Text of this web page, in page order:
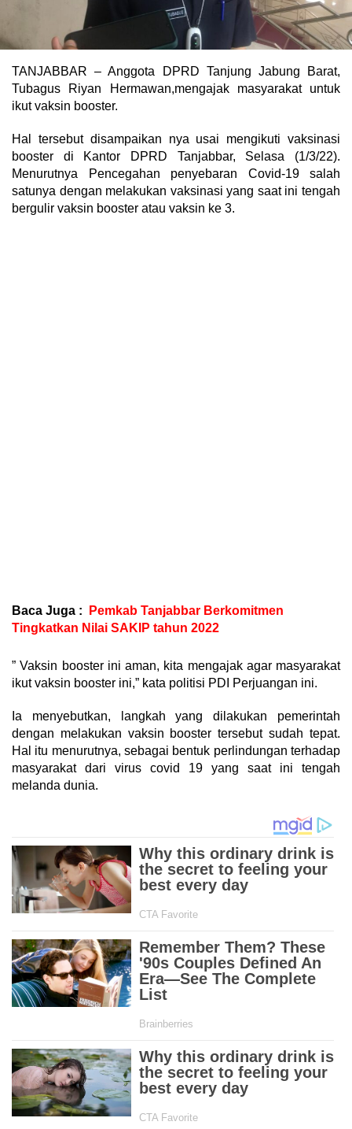
TANJABBAR – Anggota DPRD Tanjung Jabung Barat,
Tubagus Riyan Hermawan,mengajak masyarakat untuk
ikut vaksin booster.
Hal tersebut disampaikan nya usai mengikuti vaksinasi
booster di Kantor DPRD Tanjabbar, Selasa (1/3/22).
Menurutnya Pencegahan penyebaran Covid-19 salah
satunya dengan melakukan vaksinasi yang saat ini tengah
bergulir vaksin booster atau vaksin ke 3.
Baca Juga :
Pemkab Tanjabbar Berkomitmen
Tingkatkan Nilai SAKIP tahun 2022
” Vaksin booster ini aman, kita mengajak agar masyarakat
ikut vaksin booster ini,” kata politisi PDI Perjuangan ini.
Ia menyebutkan, langkah yang dilakukan pemerintah
dengan melakukan vaksin booster tersebut sudah tepat.
Hal itu menurutnya, sebagai bentuk perlindungan terhadap
masyarakat dari virus covid 19 yang saat ini tengah
melanda dunia.